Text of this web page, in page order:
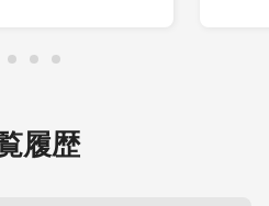
履歴